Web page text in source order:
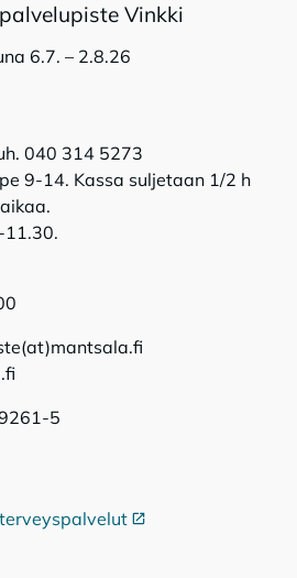
Vink­ki
6.7. – 2.8.26
040 314 5273
9-14. Kassa suljetaan 1/2 h
11.30.
5
Ulkoinen linkki